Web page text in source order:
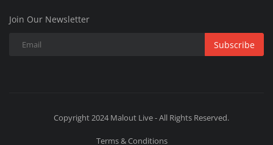
Join Our Newsletter
Subscribe
Copyright 2024 Malout Live - All Rights Reserved.
Terms & Conditions